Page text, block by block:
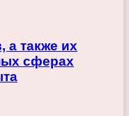
а также их
сферах